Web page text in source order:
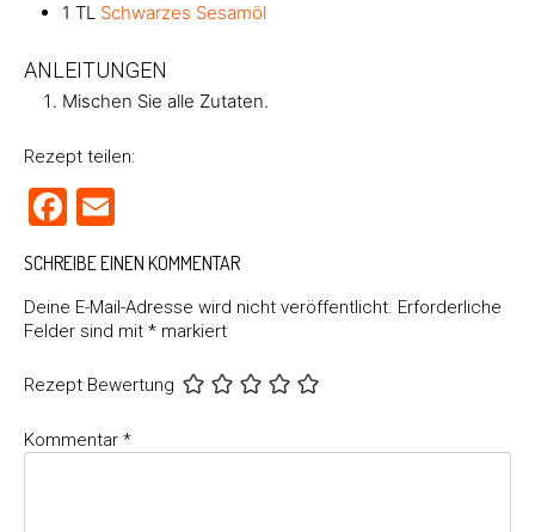
1 TL Schwarzes Sesamöl
ANLEITUNGEN
Mischen Sie alle Zutaten.
Rezept teilen:
Facebook
SCHREIBE EINEN KOMMENTAR
Deine E-Mail-Adresse wird nicht veröffentlicht. Erforderliche
Felder sind mit * markiert
Rezept Bewertung
Kommentar *